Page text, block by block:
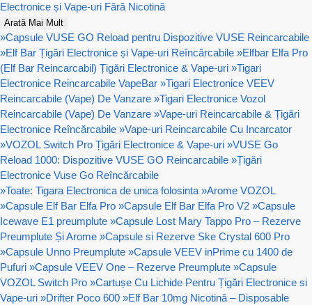
Electronice și Vape-uri Fără Nicotină
Arată Mai Mult
»Capsule VUSE GO Reload pentru Dispozitive VUSE Reincarcabile
»Elf Bar Țigări Electronice și Vape-uri Reîncărcabile »Elfbar Elfa Pro
(Elf Bar Reincarcabil) Țigări Electronice & Vape-uri »Tigari
Electronice Reincarcabile VapeBar »Tigari Electronice VEEV
Reincarcabile (Vape) De Vanzare »Tigari Electronice Vozol
Reincarcabile (Vape) De Vanzare »Vape-uri Reincarcabile & Țigări
Electronice Reîncărcabile »Vape-uri Reincarcabile Cu Incarcator
»VOZOL Switch Pro Țigări Electronice & Vape-uri »VUSE Go
Reload 1000: Dispozitive VUSE GO Reincarcabile »Țigări
Electronice Vuse Go Reîncărcabile
»Toate: Tigara Electronica de unica folosinta »Arome VOZOL
»Capsule Elf Bar Elfa Pro »Capsule Elf Bar Elfa Pro V2 »Capsule
Icewave E1 preumplute »Capsule Lost Mary Tappo Pro – Rezerve
Preumplute Și Arome »Capsule si Rezerve Ske Crystal 600 Pro
»Capsule Unno Preumplute »Capsule VEEV inPrime cu 1400 de
Pufuri »Capsule VEEV One – Rezerve Preumplute »Capsule
VOZOL Switch Pro »Cartușe Cu Lichide Pentru Țigări Electronice si
Vape-uri »Drifter Poco 600 »Elf Bar 10mg Nicotină – Disposable